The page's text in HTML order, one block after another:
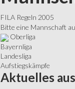
FILA Regeln 2005
Bitte eine Mannschaft
Oberliga
Bayernliga
Landesliga
Aufstiegskämpfe
Aktuelles